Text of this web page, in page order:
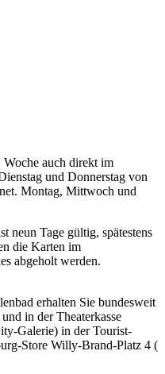
auch direkt im
und Donnerstag von
Montag, Mittwoch und
neun Tage gültig, spätestens
die Karten im
abgeholt werden.
erhalten Sie bundesweit
in der Theaterkasse
Galerie) in der Tourist-
Store Willy-Brand-Platz 4 (